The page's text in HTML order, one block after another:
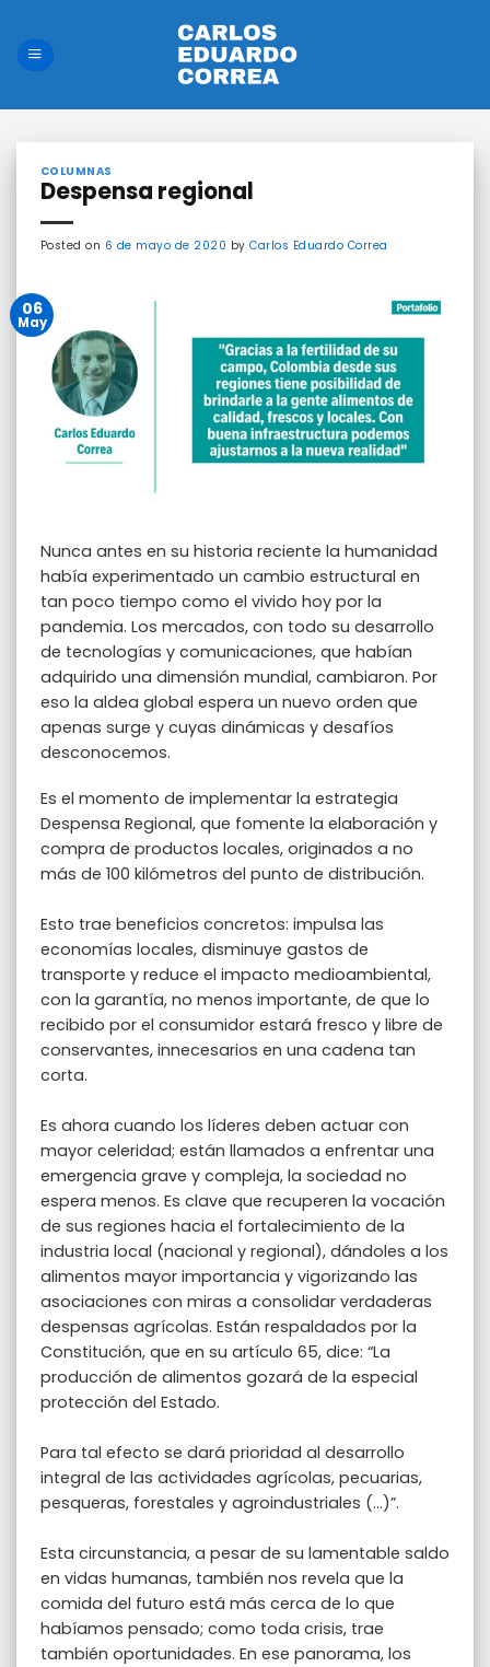
contenido
COLUMNAS
Despensa regional
Posted on 6 de mayo de 2020 byCarlos Eduardo Correa
06
May
Nunca antes en su historia reciente la humanidad
había experimentado un cambio estructural en
tan poco tiempo como el vivido hoy por la
pandemia. Los mercados, con todo su desarrollo
de tecnologías y comunicaciones, que habían
adquirido una dimensión mundial, cambiaron. Por
eso la aldea global espera un nuevo orden que
apenas surge y cuyas dinámicas y desafíos
desconocemos.
Es el momento de implementar la estrategia
Despensa Regional, que fomente la elaboración y
compra de productos locales, originados a no
más de 100 kilómetros del punto de distribución.
Esto trae beneficios concretos: impulsa las
economías locales, disminuye gastos de
transporte y reduce el impacto medioambiental,
con la garantía, no menos importante, de que lo
recibido por el consumidor estará fresco y libre de
conservantes, innecesarios en una cadena tan
corta.
Es ahora cuando los líderes deben actuar con
mayor celeridad; están llamados a enfrentar una
emergencia grave y compleja, la sociedad no
espera menos. Es clave que recuperen la vocación
de sus regiones hacia el fortalecimiento de la
industria local (nacional y regional), dándoles a los
alimentos mayor importancia y vigorizando las
asociaciones con miras a consolidar verdaderas
despensas agrícolas. Están respaldados por la
Constitución, que en su artículo 65, dice: “La
producción de alimentos gozará de la especial
protección del Estado.
Para tal efecto se dará prioridad al desarrollo
integral de las actividades agrícolas, pecuarias,
pesqueras, forestales y agroindustriales (…)”.
Esta circunstancia, a pesar de su lamentable saldo
en vidas humanas, también nos revela que la
comida del futuro está más cerca de lo que
habíamos pensado; como toda crisis, trae
también oportunidades. En ese panorama, los